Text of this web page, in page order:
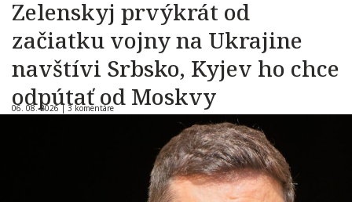
Zelenskyj prvýkrát od
začiatku vojny na Ukrajine
navštívi Srbsko, Kyjev ho chce
odpútať od Moskvy
06. 08. 2026 | 3 komentáre